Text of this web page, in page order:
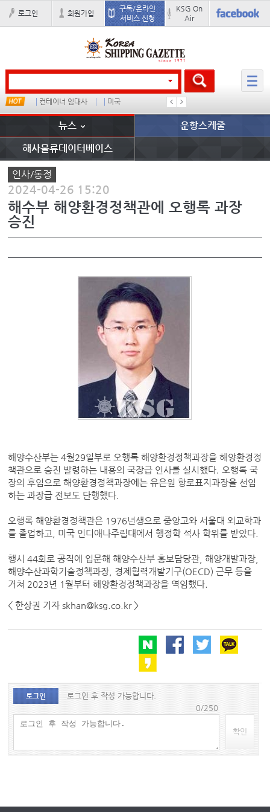
로그인 회원가입
구독/온라인
서비스 신청
KSG On
Air
컨테이너 임대사 미국
뉴스 운항스케줄
해사물류데이터베이스
인사/동정
2024-04-26 15:20
해수부 해양환경정책관에 오행록 과장
승진
해양수산부는 4월29일부로 오행록 해양환경정책과장을 해양환경정
책관으로 승진 발령하는 내용의 국장급 인사를 실시했다. 오행록 국
장의 후임으로 해양환경정책과장에는 유은원 항로표지과장을 선임
하는 과장급 전보도 단행했다.
오행록 해양환경정책관은 1976년생으로 중앙고와 서울대 외교학과
를 졸업하고, 미국 인디애나주립대에서 행정학 석사 학위를 받았다.
행시 44회로 공직에 입문해 해양수산부 홍보담당관, 해양개발과장,
해양수산과학기술정책과장, 경제협력개발기구(OECD) 근무 등을
거쳐 2023년 1월부터 해양환경정책과장을 역임했다.
< 한상권 기자 skhan@ksg.co.kr >
로그인
로그인 후 작성 가능합니다.
0/250
확인